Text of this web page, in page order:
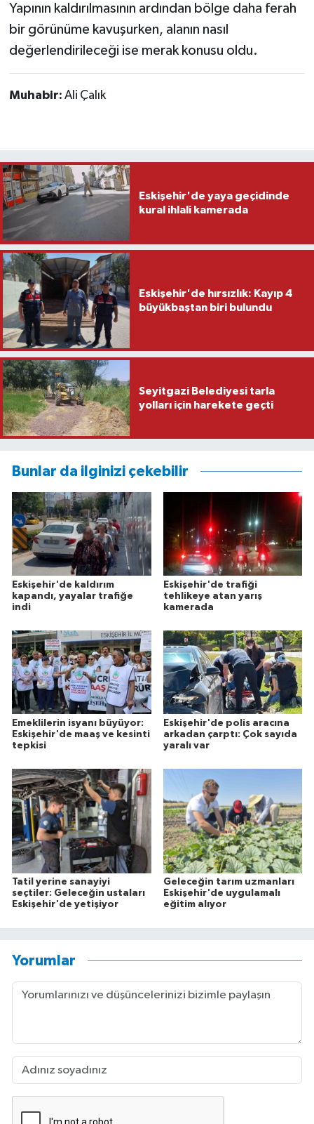
Yapının kaldırılmasının ardından bölge daha ferah
bir görünüme kavuşurken, alanın nasıl
değerlendirileceği ise merak konusu oldu.
Muhabir: Ali Çalık
Eskişehir'de yaya geçidinde
kural ihlali kamerada
Eskişehir'de hırsızlık: Kayıp 4
büyükbaştan biri bulundu
Seyitgazi Belediyesi tarla
yolları için harekete geçti
Bunlar da ilginizi çekebilir
Eskişehir'de kaldırım
kapandı, yayalar trafiğe
indi
Eskişehir'de trafiği
tehlikeye atan yarış
kamerada
Emeklilerin isyanı büyüyor:
Eskişehir'de maaş ve kesinti
tepkisi
Eskişehir'de polis aracına
arkadan çarptı: Çok sayıda
yaralı var
Tatil yerine sanayiyi
seçtiler: Geleceğin ustaları
Eskişehir'de yetişiyor
Geleceğin tarım uzmanları
Eskişehir'de uygulamalı
eğitim alıyor
Yorumlar